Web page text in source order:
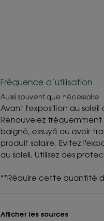
Fréquence d’utilisation
Aussi souvent que nécessaire
Avant l'exposition au
Renouvelez
baigné, essuyé ou avoir
produit solaire. Evitez
au soleil. Utilisez des
**Réduire cette quantité
Afficher les sources